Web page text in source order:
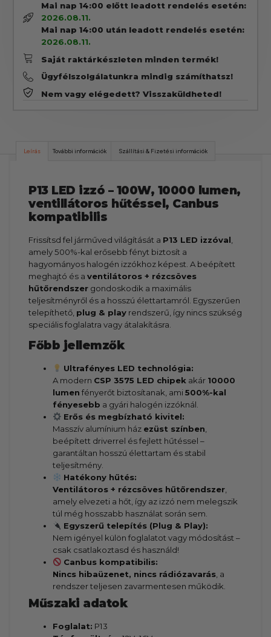
Mai nap 14:00 előtt leadott rendelés esetén:
2026.08.11.
Mai nap 14:00 után leadott rendelés esetén:
2026.08.11.
Saját raktárkészleten minden termék!
Ügyfélszolgálatunkra mindig számíthatsz!
Nem vagy elégedett? Visszaküldheted!
Leírás További információk Szállítási & Fizetési információk
P13 LED izzó – 100W, 10000 lumen,
ventillátoros hűtéssel, Canbus
kompatibilis
Frissítsd fel járműved világítását a P13 LED izzóval
amely 500%-kal erősebb fényt biztosít a
hagyományos halogén izzókhoz képest. A beépített
meghajtó és aventilátoros + rézcsöves
hűtőrendszer gondoskodik a maximális
teljesítményről és a hosszú élettartamról. Egyszerűen
telepíthető, plug & play rendszerű, így nincs szükség
speciális foglalatra vagy átalakításra.
Főbb jellemzők
Ultrafényes LED technológia:
A modern CSP 3575 LED chipek akár 10000
lumen fényerőt biztosítanak, ami500%-kal
fényesebb a gyári halogén izzóknál.
Erős és megbízható kivitel:
Masszív alumínium ház ezüst színben
beépített driverrel és fejlett hűtéssel –
garantáltan hosszú élettartam és stabil
teljesítmény.
Hatékony hűtés:
Ventilátoros + rézcsöves hűtőrendszer
amely elvezeti a hőt, így az izzó nem melegszik
túl még hosszabb használat során sem.
Egyszerű telepítés (Plug & Play):
Nem igényel külön foglalatot vagy módosítást –
csak csatlakoztasd és használd!
Canbus kompatibilis:
Nincs hibaüzenet, nincs rádiózavarás , a
rendszer teljesen zavarmentesen működik.
Műszaki adatok
Foglalat: P13